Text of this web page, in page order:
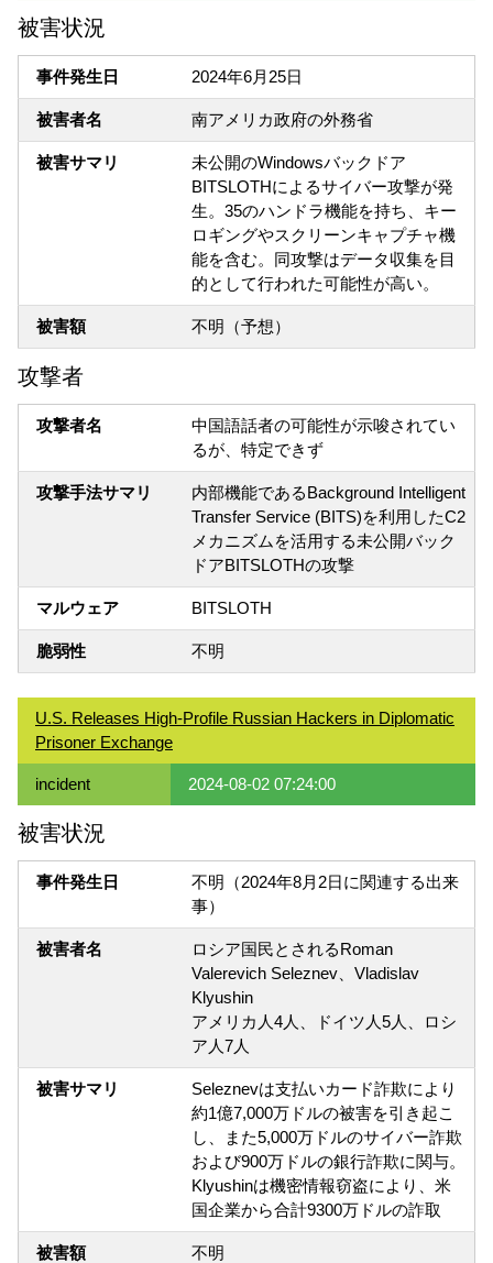
被害状況
事件発生日 2024年6月25日
被害者名 南アメリカ政府の外務省
被害サマリ
未公開のWindowsバックドア
BITSLOTHによるサイバー攻撃が発
生。35のハンドラ機能を持ち、キー
ロギングやスクリーンキャプチャ機
能を含む。同攻撃はデータ収集を目
的として行われた可能性が高い。
被害額 不明（予想）
攻撃者
攻撃者名
中国語話者の可能性が示唆されてい
るが、特定できず
攻撃手法サマリ
内部機能であるBackground Intelligent
Transfer Service (BITS)を利用したC2
メカニズムを活用する未公開バック
ドアBITSLOTHの攻撃
マルウェア BITSLOTH
脆弱性 不明
U.S. Releases High-Profile Russian Hackers in Diplomatic
Prisoner Exchange
incident 2024-08-02 07:24:00
被害状況
事件発生日
不明（2024年8月2日に関連する出来
事）
被害者名
ロシア国民とされるRoman
Valerevich Seleznev、Vladislav
Klyushin
アメリカ人4人、ドイツ人5人、ロシ
ア人7人
被害サマリ
Seleznevは支払いカード詐欺により
約1億7,000万ドルの被害を引き起こ
し、また5,000万ドルのサイバー詐欺
および900万ドルの銀行詐欺に関与。
Klyushinは機密情報窃盗により、米
国企業から合計9300万ドルの詐取
被害額 不明